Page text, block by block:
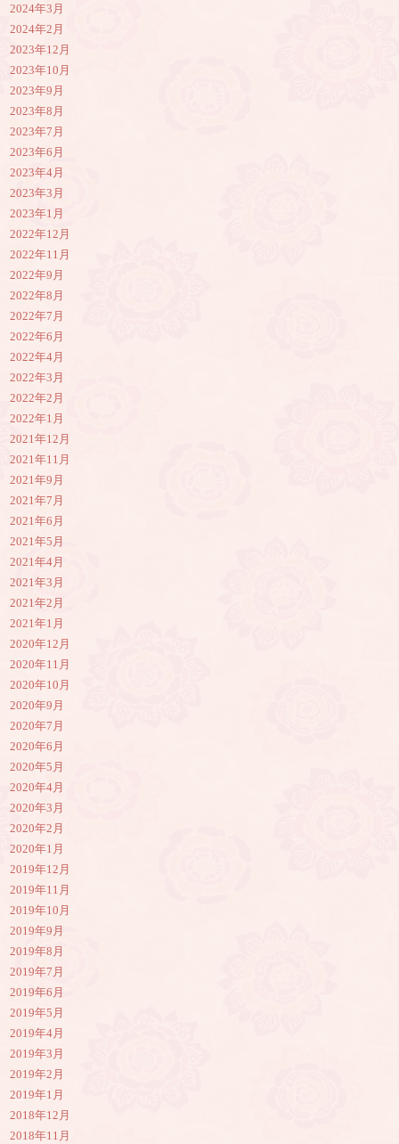
2024年3月
2024年2月
2023年12月
2023年10月
2023年9月
2023年8月
2023年7月
2023年6月
2023年4月
2023年3月
2023年1月
2022年12月
2022年11月
2022年9月
2022年8月
2022年7月
2022年6月
2022年4月
2022年3月
2022年2月
2022年1月
2021年12月
2021年11月
2021年9月
2021年7月
2021年6月
2021年5月
2021年4月
2021年3月
2021年2月
2021年1月
2020年12月
2020年11月
2020年10月
2020年9月
2020年7月
2020年6月
2020年5月
2020年4月
2020年3月
2020年2月
2020年1月
2019年12月
2019年11月
2019年10月
2019年9月
2019年8月
2019年7月
2019年6月
2019年5月
2019年4月
2019年3月
2019年2月
2019年1月
2018年12月
2018年11月